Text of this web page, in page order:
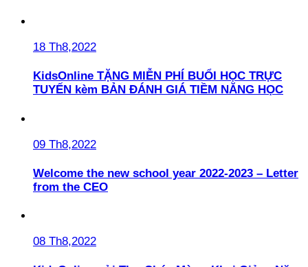
18 Th8,2022
KidsOnline TẶNG MIỄN PHÍ BUỔI HỌC TRỰC
TUYẾN kèm BẢN ĐÁNH GIÁ TIỀM NĂNG HỌC
09 Th8,2022
Welcome the new school year 2022-2023 – Letter
from the CEO
08 Th8,2022